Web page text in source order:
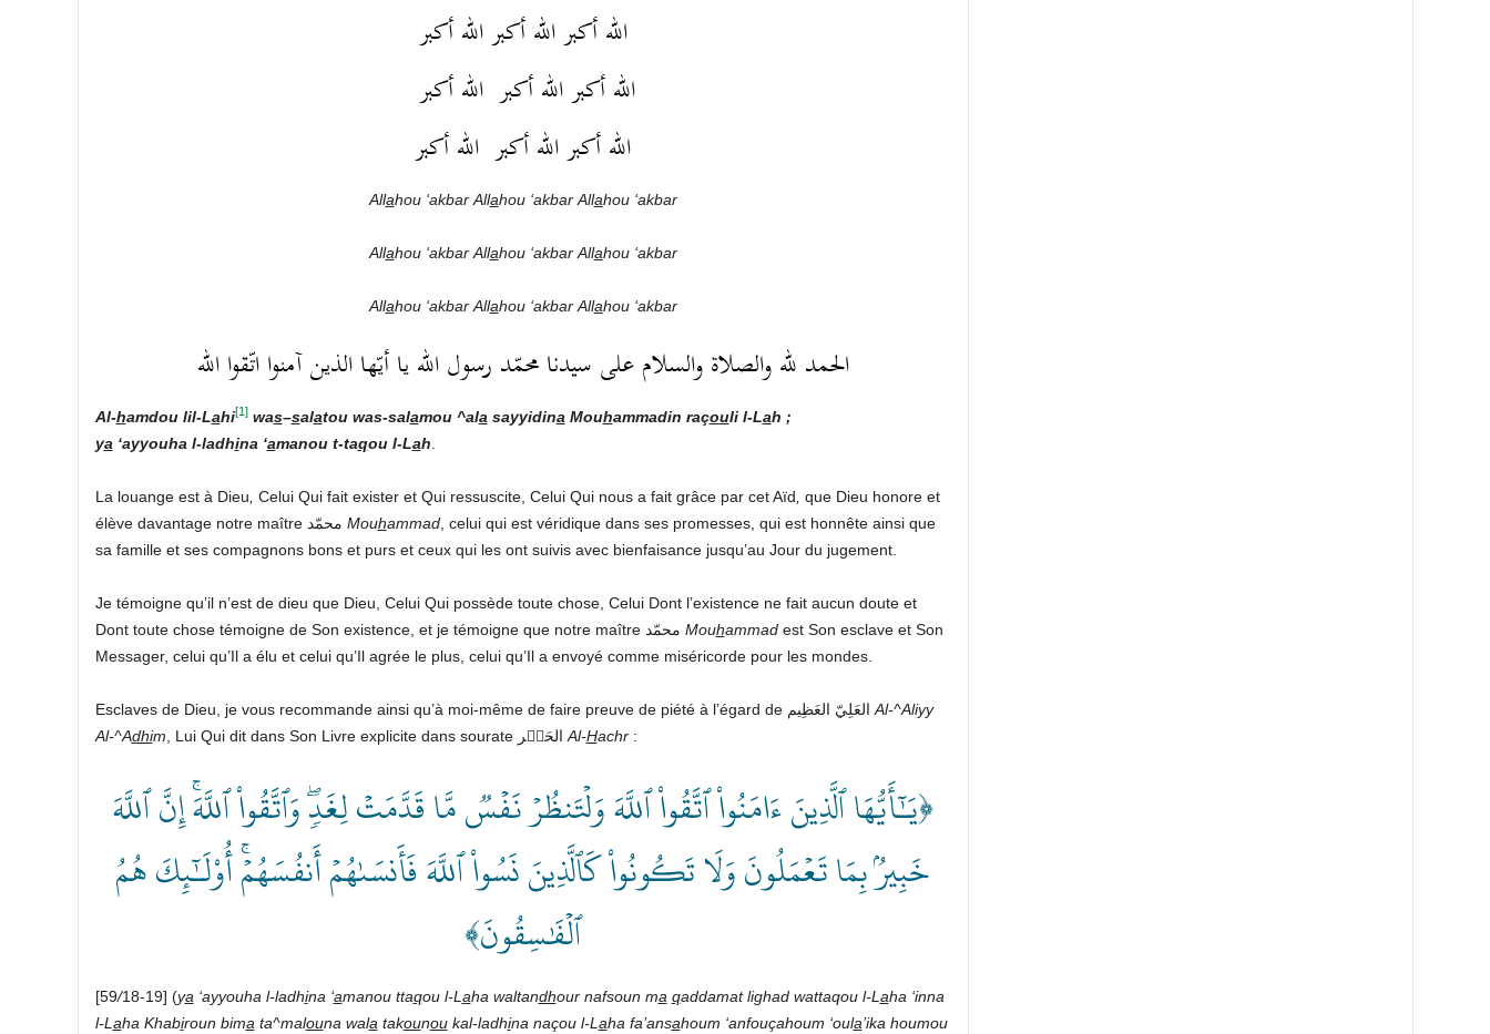
الله أكبر الله أكبر الله أكبر
الله أكبر الله أكبر الله أكبر
الله أكبر الله أكبر الله أكبر
Allahou ‘akbar Allahou ‘akbar Allahou ‘akbar
Allahou ‘akbar Allahou ‘akbar Allahou ‘akbar
Allahou ‘akbar Allahou ‘akbar Allahou ‘akbar
الحمد لله والصلاة والسلام على سيدنا محمّد رسول الله يا أيّها الذين آمنوا اتّقوا الله
Al-hamdou lil-Lahi[1]was–salatou was-salamou ^ala sayyidina Mouhammadin raçouli l-Lah ;
ya ‘ayyouha l-ladhina ‘amanou t-taqou l-Lah
La louange est à Dieu Celui Qui fait exister et Qui ressuscite, Celui Qui nous a fait grâce par cet Aïd que Dieu honore et
Mouhammad, celui qui est véridique dans ses promesses, qui est honnête ainsi que
sa famille et ses compagnons bons et purs et ceux qui les ont suivis avec bienfaisance jusqu’au Jour du jugement.
Je témoigne qu’il n’est de dieu que Dieu, Celui Qui possède toute chose, Celui Dont l’existence ne fait aucun doute et
Mouhammadest Son esclave et Son
Messager, celui qu’Il a élu et celui qu’Il agrée le plus, celui qu’Il a envoyé comme miséricorde pour les mondes.
Al-^Aliyy
Al-^Adhim Al-Hachr :
﴿يَـٰٓأَيُّهَا ٱلَّذِينَ ءَامَنُواْ ٱتَّقُواْ ٱللَّهَ وَلۡتَنظُرۡ نَفۡسٞ مَّا قَدَّمَتۡ لِغَدٖۖ وَٱتَّقُواْ ٱللَّهَۚ إِنَّ ٱللَّهَ
خَبِيرُۢ بِمَا تَعۡمَلُونَ وَلَا تَكُونُواْ كَٱلَّذِينَ نَسُواْ ٱللَّهَ فَأَنسَىٰهُمۡ أَنفُسَهُمۡۚ أُوْلَـٰٓئِكَ هُمُ
ٱلۡفَٰسِقُونَ﴾
[59/18-19] (ya ‘ayyouha l-ladhina ‘amanou ttaqou l-L aha waltandhour nafsoun ma qaddamat lighad wattaqou l-L aha ‘inna
l-L aha Khabiroun bima ta^malouna wala takounou kal-ladhina naçou l-L aha fa’ansahoum ‘anfouçahoum ‘oula’ika houmou